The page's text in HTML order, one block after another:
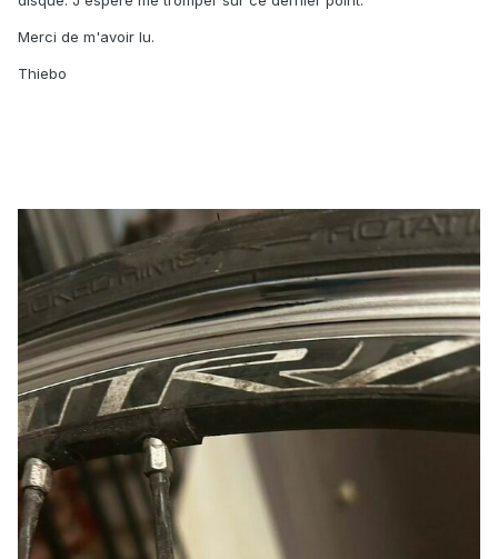
Merci de m'avoir lu.
Thiebo